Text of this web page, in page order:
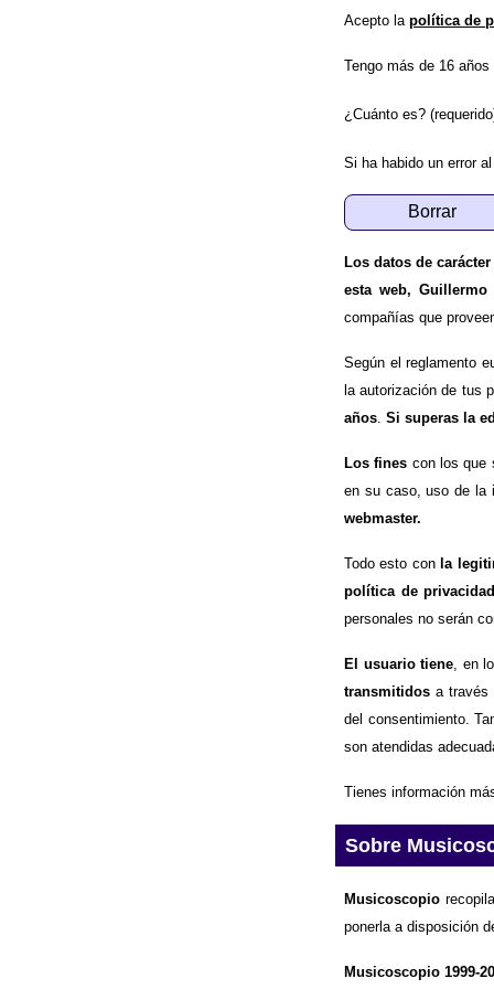
Acepto la política de
Tengo más de 16
¿Cuánto es?
Si ha habido un error
Los datos de carácter
esta web,
compañías que
Según el reglamento
la autorización de tus
años Si superas la
Los fines con los que
en su caso, uso de la
webmaster.
Todo esto con la
política de privacidad
personales no serán
El usuario tiene , en
transmitidos a través
del consentimiento.
son atendidas
Tienes información
Sobre
Musicoscopio
ponerla a disposición
Musicoscopio 1999-